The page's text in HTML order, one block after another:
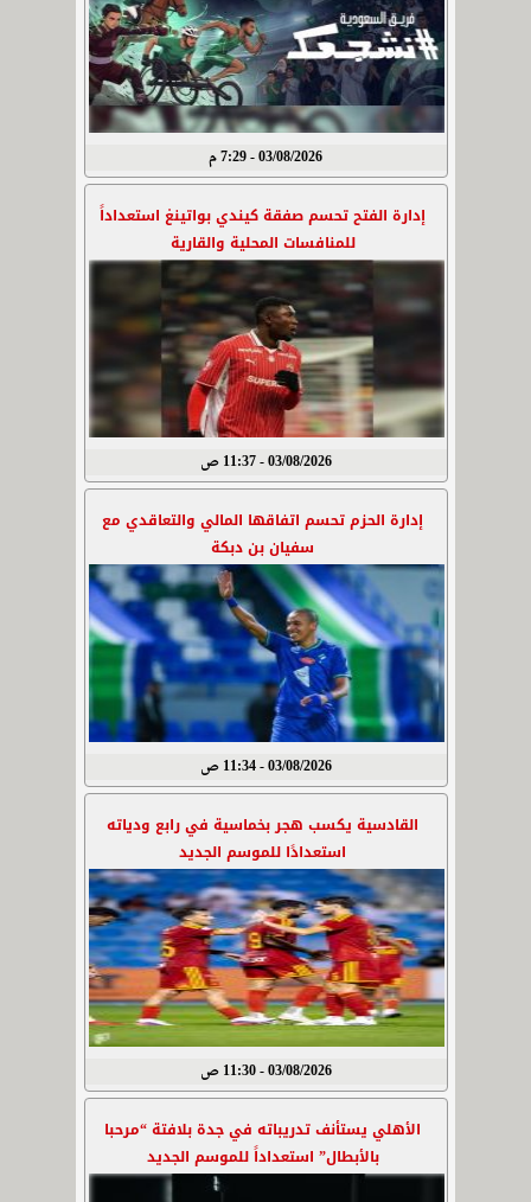
03/08/2026 - 7:29 م
إدارة الفتح تحسم صفقة كيندي بواتينغ استعداداً
للمنافسات المحلية والقارية
03/08/2026 - 11:37 ص
إدارة الحزم تحسم اتفاقها المالي والتعاقدي مع
سفيان بن دبكة
03/08/2026 - 11:34 ص
القادسية يكسب هجر بخماسية في رابع ودياته
استعدادًا للموسم الجديد
03/08/2026 - 11:30 ص
الأهلي يستأنف تدريباته في جدة بلافتة “مرحبا
بالأبطال” استعداداً للموسم الجديد